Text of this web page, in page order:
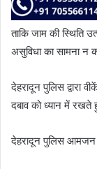
ताकि जाम की स्थिति
असुविधा का सामना न
देहरादून पुलिस द्वारा
दबाव को ध्यान में रखते
देहरादून पुलिस आमजन